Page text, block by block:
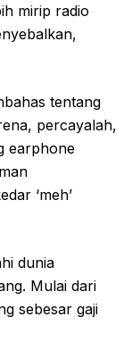
mirip radio
tentang
percayalah,
earphone
‘meh’
dunia
Mulai dari
sebesar gaji